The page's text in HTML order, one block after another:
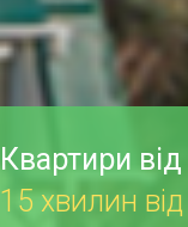
Квартири
15 хвилин